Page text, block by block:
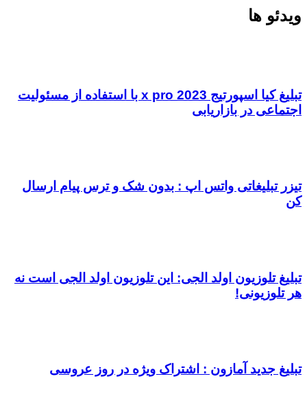
ویدئو ها
تبلیغ کیا اسپورتیج x pro 2023 با استفاده از مسئولیت
اجتماعی در بازاریابی
تیزر تبلیغاتی واتس اپ : بدون شک و ترس پیام ارسال
کن
تبلیغ تلوزیون اولد الجی: این تلوزیون اولد الجی است نه
هر تلوزیونی!
تبلیغ جدید آمازون : اشتراک ویژه در روز عروسی